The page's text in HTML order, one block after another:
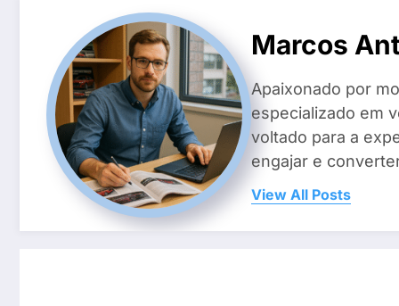
Marcos
Apaixonado por
especializado em
voltado para a
engajar e
View All Posts